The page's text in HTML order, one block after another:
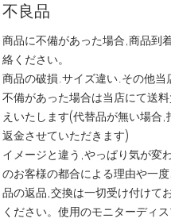
不良品
商品に不備があった場合,商品到
絡ください。
商品の破損.サイズ違い.その他当
不備があった場合は当店にて送
えいたします(代替品が無い場合,
返金させていただきます)
イメージと違う,やっぱり気が変
のお客様の都合による理由や一
品の返品,交換は一切受け付けて
ください。使用のモニターディ